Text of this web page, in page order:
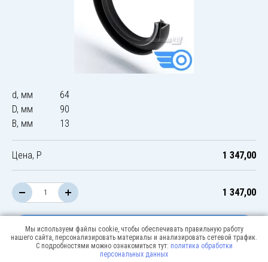
d, мм
64
D, мм
90
B, мм
13
Цена, Р 1 347,00
1 347,00
В корзину
Мы используем файлы cookie, чтобы обеспечивать правильную работу
нашего сайта, персонализировать материалы и анализировать сетевой трафик.
С подробностями можно ознакомиться тут: политика обработки
персональных данных